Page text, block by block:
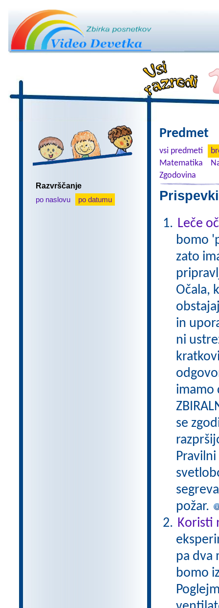
Razvrščanje
po naslovu
po datumu
Predmet
vsi predmeti
Matematika
Zgodovina
Leče
bomo
zato
Očala,
in
ni
imamo
se
požar.
Koristi
pa dva
bomo